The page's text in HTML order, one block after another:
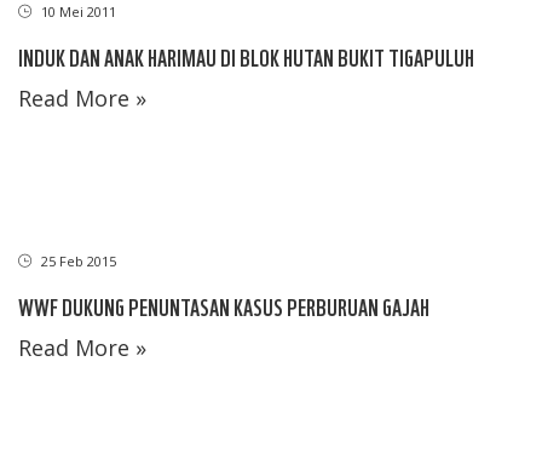
10 Mei 2011
INDUK DAN ANAK HARIMAU DI BLOK HUTAN BUKIT TIGAPULUH
Read More »
25 Feb 2015
WWF DUKUNG PENUNTASAN KASUS PERBURUAN GAJAH
Read More »